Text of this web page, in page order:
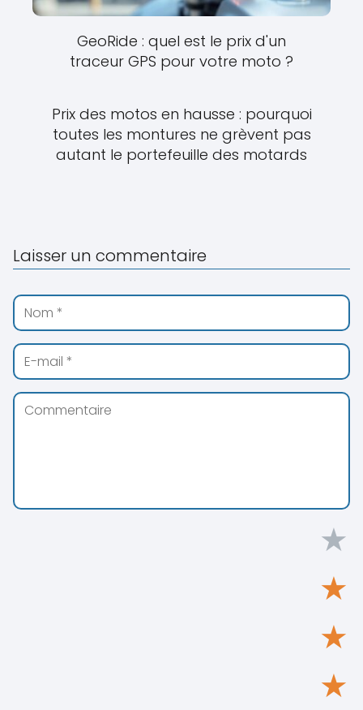
GeoRide : quel est le prix d'un
traceur GPS pour votre moto ?
Prix des motos en hausse : pourquoi
toutes les montures ne grèvent pas
autant le portefeuille des motards
Laisser un commentaire
★
★
★
★